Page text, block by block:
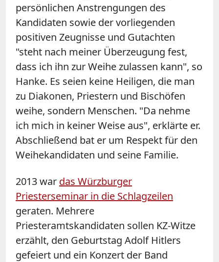
persönlichen Anstrengungen des
Kandidaten sowie der vorliegenden
positiven Zeugnisse und Gutachten
"steht nach meiner Überzeugung fest,
dass ich ihn zur Weihe zulassen kann", so
Hanke. Es seien keine Heiligen, die man
zu Diakonen, Priestern und Bischöfen
weihe, sondern Menschen. "Da nehme
ich mich in keiner Weise aus", erklärte er.
Abschließend bat er um Respekt für den
Weihekandidaten und seine Familie.
2013 war das Würzburger
Priesterseminar in die Schlagzeilen
geraten. Mehrere
Priesteramtskandidaten sollen KZ-Witze
erzählt, den Geburtstag Adolf Hitlers
gefeiert und ein Konzert der Band